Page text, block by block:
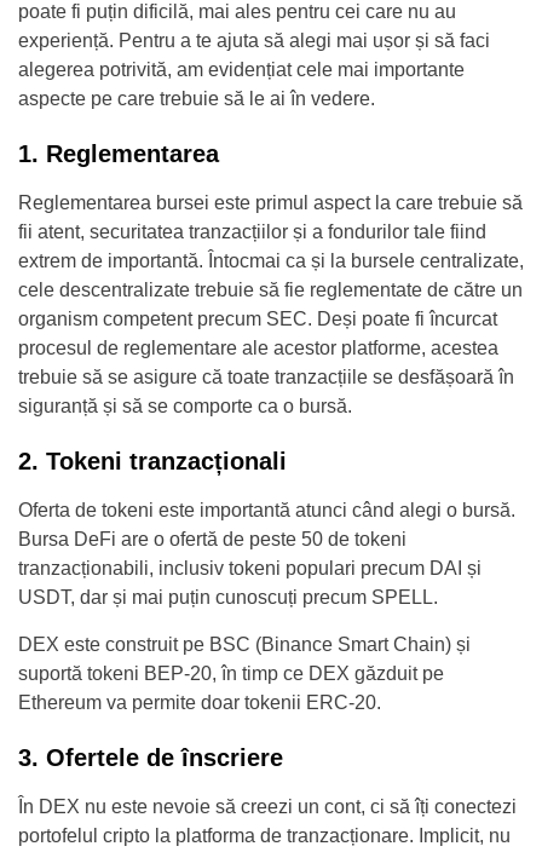
poate fi puțin dificilă, mai ales pentru cei care nu au
experiență. Pentru a te ajuta să alegi mai ușor și să faci
alegerea potrivită, am evidențiat cele mai importante
aspecte pe care trebuie să le ai în vedere.
1. Reglementarea
Reglementarea bursei este primul aspect la care trebuie să
fii atent, securitatea tranzacțiilor și a fondurilor tale fiind
extrem de importantă. Întocmai ca și la bursele centralizate,
cele descentralizate trebuie să fie reglementate de către un
organism competent precum SEC. Deși poate fi încurcat
procesul de reglementare ale acestor platforme, acestea
trebuie să se asigure că toate tranzacțiile se desfășoară în
siguranță și să se comporte ca o bursă.
2. Tokeni tranzacționali
Oferta de tokeni este importantă atunci când alegi o bursă.
Bursa DeFi are o ofertă de peste 50 de tokeni
tranzacționabili, inclusiv tokeni populari precum DAI și
USDT, dar și mai puțin cunoscuți precum SPELL.
DEX este construit pe BSC (Binance Smart Chain) și
suportă tokeni BEP-20, în timp ce DEX găzduit pe
Ethereum va permite doar tokenii ERC-20.
3. Ofertele de înscriere
În DEX nu este nevoie să creezi un cont, ci să îți conectezi
portofelul cripto la platforma de tranzacționare. Implicit, nu